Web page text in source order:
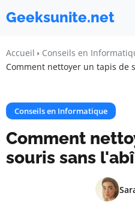
Geeksunite.net
Accueil
Conseils en
Comment nettoyer un tapis de
Conseils en Informatique
Comment
souris sans